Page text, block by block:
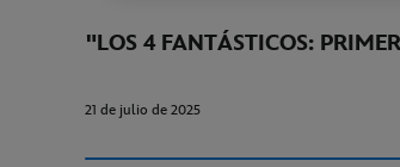
"LOS 4 FANTÁSTICOS:
21 de julio de 2025